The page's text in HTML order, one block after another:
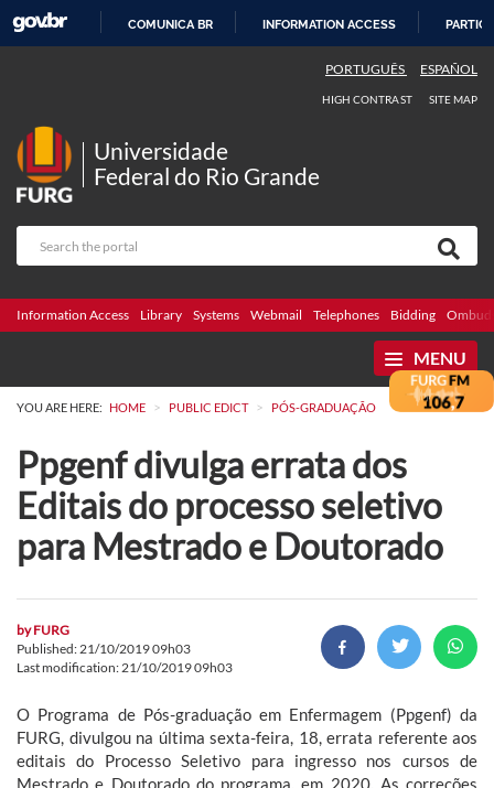
COMUNICA BR INFORMATION ACCESS
PORTUGUÊS ESPAÑOL
HIGH CONTRAST SITE MAP
Universidade
Federal do Rio Grande
Information Access Library Systems Webmail Telephones Bidding
MENU
YOU ARE HERE: HOME > PUBLIC EDICT > PÓS-GRADUAÇÃO
Ppgenf divulga errata dos
Editais do processo seletivo
para Mestrado e Doutorado
byFURG
Published: 21/10/2019 09h03
Last modification: 21/10/2019 09h03
O Programa de Pós-graduação em Enfermagem (Ppgenf) da
FURG, divulgou na última sexta-feira, 18, errata referente aos
editais do Processo Seletivo para ingresso nos cursos de
Mestrado e Doutorado do programa, em 2020. As correções